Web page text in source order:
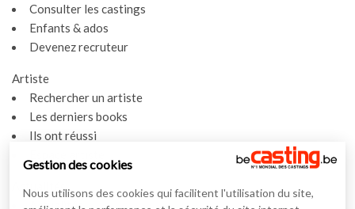
Consulter les castings
Enfants & ados
Devenez recruteur
Artiste
Rechercher un artiste
Les derniers books
Ils ont réussi
Actualités
Actualités
Gestion des cookies
Nous utilisons des cookies qui facilitent l'utilisation du site,